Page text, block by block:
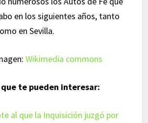
en los siguientes años, tanto
en Sevilla.
Wikimedia commons
te pueden interesar:
al que la Inquisición juzgó por